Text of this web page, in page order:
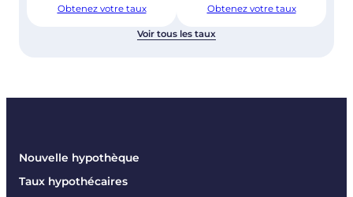
Obtenez votre taux Obtenez votre taux
Voir tous les taux
Nouvelle hypothèque
Taux hypothécaires